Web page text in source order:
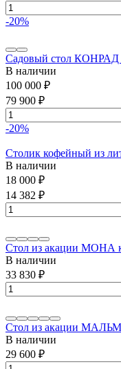
-20%
Садовый стол КОНРАД
В наличии
100 000 ₽
79 900 ₽
-20%
Столик кофейный из
В наличии
18 000 ₽
14 382 ₽
Стол из акации МОНА
В наличии
33 830 ₽
Стол из акации
В наличии
29 600 ₽